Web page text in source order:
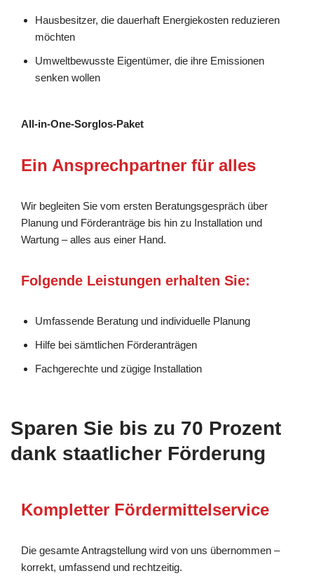
Hausbesitzer, die dauerhaft Energiekosten reduzieren
möchten
Umweltbewusste Eigentümer, die ihre Emissionen
senken wollen
All-in-One-Sorglos-Paket
Ein Ansprechpartner für alles
Wir begleiten Sie vom ersten Beratungsgespräch über
Planung und Förderanträge bis hin zu Installation und
Wartung – alles aus einer Hand.
Folgende Leistungen erhalten Sie:
Umfassende Beratung und individuelle Planung
Hilfe bei sämtlichen Förderanträgen
Fachgerechte und zügige Installation
Sparen Sie bis zu 70 Prozent
dank staatlicher Förderung
Kompletter Fördermittelservice
Die gesamte Antragstellung wird von uns übernommen –
korrekt, umfassend und rechtzeitig.